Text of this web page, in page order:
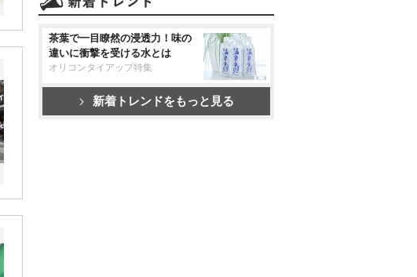
茶葉で一目瞭然の浸透力！味の
違いに衝撃を受ける水とは
オリコンタイアップ特集
新着トレンドをもっと見る